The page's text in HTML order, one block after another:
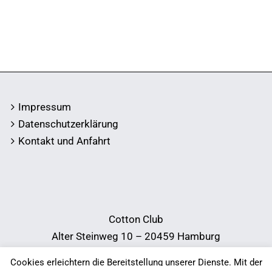
Impressum
Datenschutzerklärung
Kontakt und Anfahrt
Cotton Club
Alter Steinweg 10 – 20459 Hamburg
Cookies erleichtern die Bereitstellung unserer Dienste. Mit der